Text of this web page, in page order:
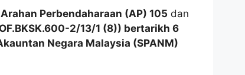
Arahan Perbendaharaan (AP) 105 dan
2/13/1 (8)) bertarikh 6
Negara Malaysia (SPANM)